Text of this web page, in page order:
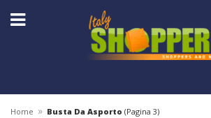
Home » Busta Da Asporto (Pagina 3)